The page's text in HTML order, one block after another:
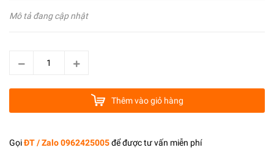
Mô tả đang cập nhật
Thêm vào giỏ hàng
GọiĐT / Zalo 0962425005để được tư vấn miễn phí